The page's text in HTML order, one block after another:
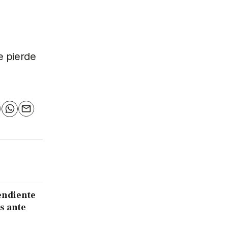
pierde
WhatsApp
Email
ante